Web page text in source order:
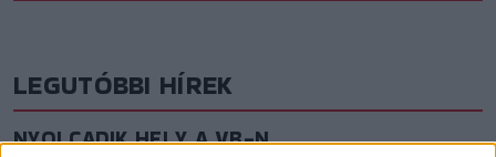
LEGUTÓBBI HÍREK
NYOLCADIK HELY A VB-N